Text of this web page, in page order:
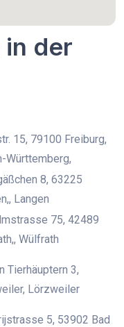
in der
15, 79100 Freiburg,
Württemberg,
8, 63225
Langen
75, 42489
Wülfrath
Tierhäuptern 3,
Lörzweiler
5, 53902 Bad